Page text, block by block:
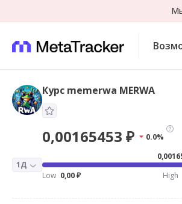
Курс memerwa MERWA
0,00165453 ₽ 0.0%
1Д
Low 0,00 ₽ High